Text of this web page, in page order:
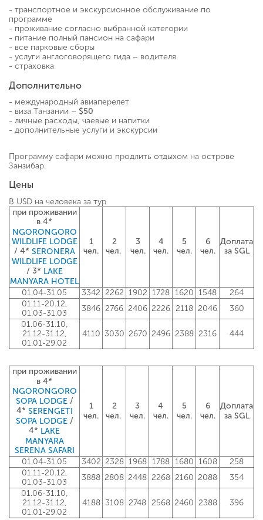
- транспортное и экскурсионное обслуживание по
программе
- проживание согласно выбранной категории
- питание полный пансион на сафари
- все парковые сборы
- услуги англоговорящего гида – водителя
- страховка
Дополнительно
- международный авиаперелет
- виза Танзании – $50
- личные расходы, чаевые и напитки
- дополнительные услуги и экскурсии
Программу сафари можно продлить отдыхом на острове
Занзибар.
Цены
В USD на человека за тур
при проживании
в 4*
NGORONGORO
WILDLIFE LODGE
/ 4* SERONERA
WILDLIFE LODGE
/ 3* LAKE
MANYARA HOTEL
1
чел.
2
чел.
3
чел.
4
чел.
5
чел.
6
чел.
Доплата
за SGL
01.04-31.05 3342 2262 1902 1728 1620 1548
264
01.11-20.12,
01.03-31.03
3846 2766 2406 2226 2118 2046
360
01.06-31.10,
21.12-31.12,
01.01-29.02
4110 3030 2670 2496 2388 2316 444
при проживании
в 4*
NGORONGORO
SOPA LODGE /
4* SERENGETI
SOPA LODGE /
4* LAKE
MANYARA
SERENA SAFARI
1
чел.
2
чел.
3
чел.
4
чел.
5
чел.
6
чел.
Доплата
за SGL
01.04-31.05 3402 2328 1968 1788 1680 1608
258
01.11-20.12,
01.03-31.03
3888 2808 2448 2268 2160 2088
354
01.06-31.10,
21.12-31.12,
01.01-29.02
4188 3108 2748 2568 2460 2388 396